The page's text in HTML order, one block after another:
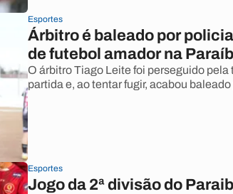
Esportes
Árbitro é baleado por
de futebol amador na
O árbitro Tiago Leite foi perseguido pela
partida e, ao tentar fugir, acabou
Esportes
Jogo da 2ª divisão do